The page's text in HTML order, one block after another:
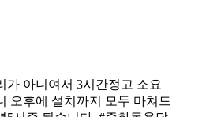
가 아니여서 3시간정고 소요
오후에 설치까지 모두 마쳐드